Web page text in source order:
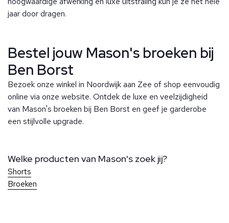
jaar door dragen.
Bestel jouw Mason's broeken bij
Ben Borst
Bezoek onze winkel in Noordwijk aan Zee of shop eenvoudig
online via onze website. Ontdek de luxe en veelzijdigheid
van Mason's broeken bij Ben Borst en geef je garderobe
een stijlvolle upgrade.
Welke producten van Mason's zoek jij?
Shorts
Broeken